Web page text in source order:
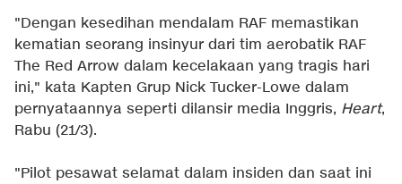
"Dengan kesedihan mendalam RAF memastikan
kematian seorang insinyur dari tim aerobatik RAF
The Red Arrow dalam kecelakaan yang tragis hari
ini," kata Kapten Grup Nick Tucker-Lowe dalam
pernyataannya seperti dilansir media Inggris, Heart,
Rabu (21/3).
"Pilot pesawat selamat dalam insiden dan saat ini